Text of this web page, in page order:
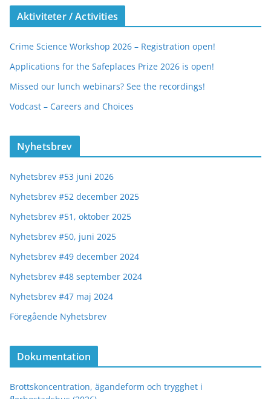
Aktiviteter / Activities
Crime Science Workshop 2026 – Registration open!
Applications for the Safeplaces Prize 2026 is open!
Missed our lunch webinars? See the recordings!
Vodcast – Careers and Choices
Nyhetsbrev
Nyhetsbrev #53 juni 2026
Nyhetsbrev #52 december 2025
Nyhetsbrev #51, oktober 2025
Nyhetsbrev #50, juni 2025
Nyhetsbrev #49 december 2024
Nyhetsbrev #48 september 2024
Nyhetsbrev #47 maj 2024
Föregående Nyhetsbrev
Dokumentation
Brottskoncentration, ägandeform och trygghet i